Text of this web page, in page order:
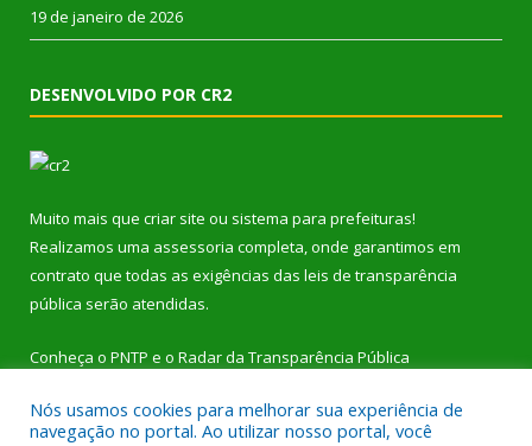
19 de janeiro de 2026
DESENVOLVIDO POR CR2
Muito mais que criar site ou sistema para prefeituras!
Realizamos uma assessoria completa, onde garantimos em
contrato que todas as exigências das leis de transparência
pública serão atendidas.
Conheça o PNTP e o Radar da Transparência Pública
Nós usamos cookies para melhorar sua experiência de
navegação no portal. Ao utilizar nosso portal, você